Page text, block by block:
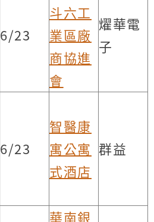
6/23
斗六工
業區廠
商協進
會
燿華電
子
6/23
智醫康
寓公寓
式酒店
群益
華南銀